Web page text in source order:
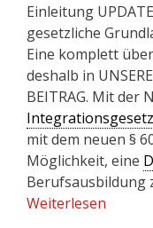
Einleitung
gesetzliche
Eine komplett
deshalb in
BEITRAG. Mit der
Integrationsgesetz
mit dem neuen §
Möglichkeit, eine
Berufsausbildung
Weiterlesen